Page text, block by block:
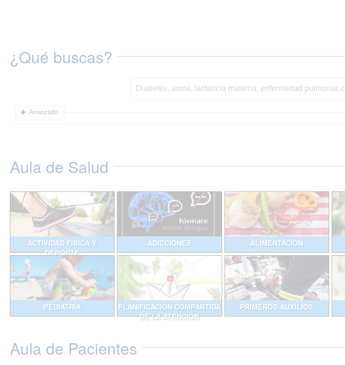
¿Qué buscas?
Avanzado
Aula de Salud
ACTIVIDAD FÍSICA Y
DEPORTE
ADICCIONES ALIMENTACIÓN
PEDIATRÍA
PLANIFICACIÓN COMPARTIDA
DE LA ATENCIÓN
PRIMEROS AUXILIOS
Aula de Pacientes